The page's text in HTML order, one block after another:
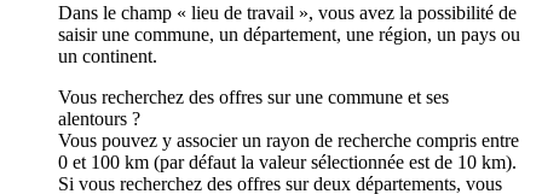
Dans le champ « lieu de travail », vous avez la possibilité de
saisir une commune, un département, une région, un pays ou
un continent.
Vous recherchez des offres sur une commune et ses
alentours ?
Vous pouvez y associer un rayon de recherche compris entre
0 et 100 km (par défaut la valeur sélectionnée est de 10 km).
Si vous recherchez des offres sur deux départements, vous